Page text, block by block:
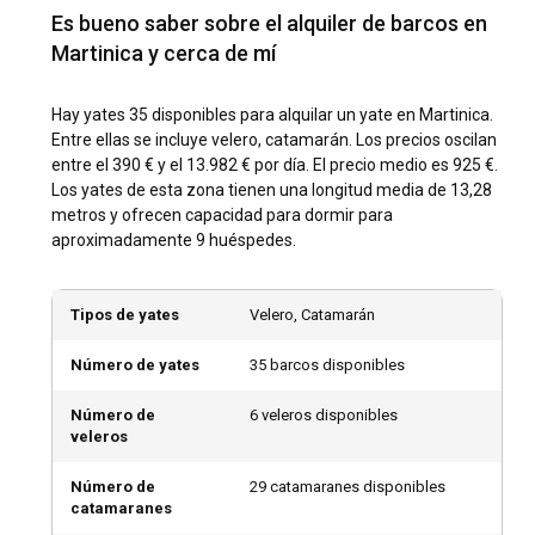
¿Cuáles son los destinos y rutas populares para
Martinica encarna un destino de navegación caribeña ideal,
ofreciendo una gran cantidad de lugares pintorescos. Las
rutas populares para alquilar un yate en Martinica a menudo
comienzan desde Le Marin, navegando hacia el sur de
Martinica con paradas en lugares serenos como Anse
poblada de Pointe du Bout. Ya sea que elijas navegar hacia
algunos de los secretos mejor guardados del Caribe.
¿Cuál es la mejor época para alquilar un yate en
Martinica?
La mejor época para alquilar un yate en Martinica es entre
diciembre y abril, cuando la isla disfruta de un clima tropical
Es bueno saber sobre el alquiler de barcos en
Martinica y cerca de mí
Hay yates 35 disponibles para alquilar un yate en Martinica.
Entre ellas se incluye velero, catamarán. Los precios oscilan
entre el 390 € y el 13.982 € por día. El precio medio es 925 €.
Los yates de esta zona tienen una longitud media de 13,28
metros y ofrecen capacidad para dormir para
aproximadamente 9 huéspedes.
Tipos de yates Velero, Catamarán
Número de yates 35 barcos disponibles
Número de
veleros
6 veleros disponibles
Número de
catamaranes
29 catamaranes disponibles